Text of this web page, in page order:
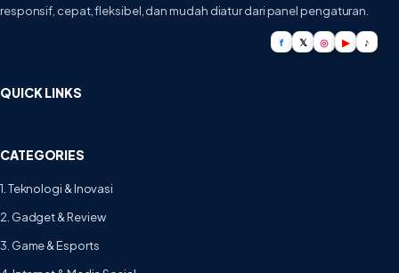
responsif, cepat, fleksibel, dan mudah diatur dari panel pengaturan.
f 𝕏 ◎ ▶ ♪
QUICK LINKS
CATEGORIES
1. Teknologi & Inovasi
2. Gadget & Review
3. Game & Esports